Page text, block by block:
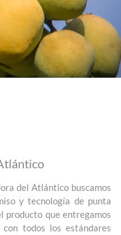
del Atlántico buscamos
y tecnología de punta
producto que entregamos
todos los estándares